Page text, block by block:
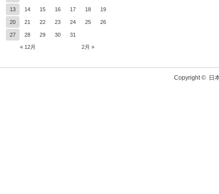
« 12月 2月 »
13 14 15 16 17 18 19
20 21 22 23 24 25 26
27 28 29 30 31
Copyright © 日